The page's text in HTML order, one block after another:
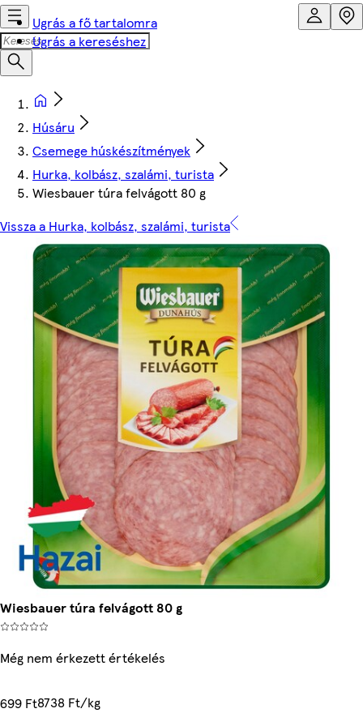
Ugrás a fő tartalomra
Ugrás a kereséshez
Húsáru
Csemege húskészítmények
Hurka, kolbász, szalámi, turista
Wiesbauer túra felvágott 80 g
Vissza a Hurka, kolbász, szalámi, turista
Wiesbauer túra felvágott 80 g
Még nem érkezett értékelés
699 Ft8738 Ft/kg